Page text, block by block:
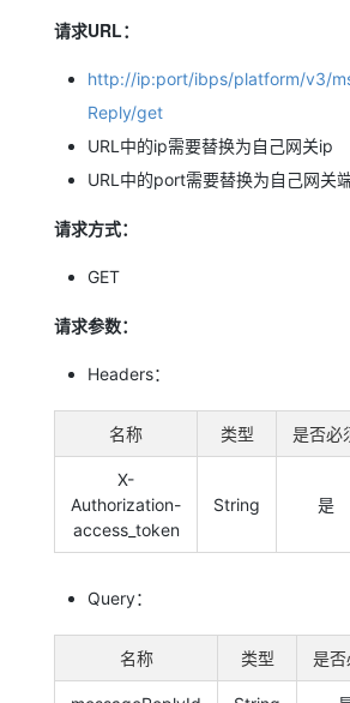
请求URL：
http://ip:port/ibps/platform/v3/
Reply/get
URL中的ip需要替换为自己网关ip
URL中的port需要替换为自己网关
请求方式：
GET
请求参数：
Headers：
名称 类型 是否必
X-
Authorization-
access_token
String 是
Query：
名称 类型 是否